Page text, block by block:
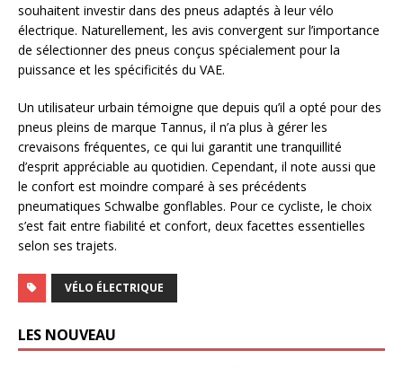
souhaitent investir dans des pneus adaptés à leur vélo
électrique. Naturellement, les avis convergent sur l’importance
de sélectionner des pneus conçus spécialement pour la
puissance et les spécificités du VAE.
Un utilisateur urbain témoigne que depuis qu’il a opté pour des
pneus pleins de marque Tannus, il n’a plus à gérer les
crevaisons fréquentes, ce qui lui garantit une tranquillité
d’esprit appréciable au quotidien. Cependant, il note aussi que
le confort est moindre comparé à ses précédents
pneumatiques Schwalbe gonflables. Pour ce cycliste, le choix
s’est fait entre fiabilité et confort, deux facettes essentielles
selon ses trajets.
VÉLO ÉLECTRIQUE
LES NOUVEAU